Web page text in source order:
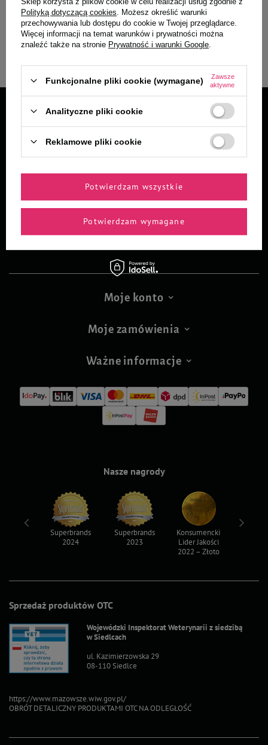
* Rabaty nie łączą się
Zapisz się
sklep@dolina-noteci.pl
*Infolinia czynna
Moje konto
Moje zamówienia
Ważne informacje
Sprzedaż produktów OTC
Wojewódzki Inspektorat Weterynarii z siedzibą
w Siedlcach
ul. Kazimierzowska 29
08-110 Siedlce
https://www.mazowsze.wiw.gov.pl/
OBRÓT DETALICZNY PRODUKTAMI OTC NA ODLEGŁOŚĆ
Nasze nagrody
Superbrands
2024
Superbrands
2023
Konsumencki
Lider Jakości
2022 – Złoto
Polityką dotyczącą cookies . Możesz określić warunki
przechowywania lub dostępu do cookie w Twojej przeglądarce.
Więcej informacji na temat warunków i prywatności można
znaleźć także na stronie Prywatność i warunki Google
Funkcjonalne pliki cookie (wymagane)
Zawsze
aktywne
Analityczne pliki cookie
Reklamowe pliki cookie
Potwierdzam wymagane
Potwierdzam wszystkie